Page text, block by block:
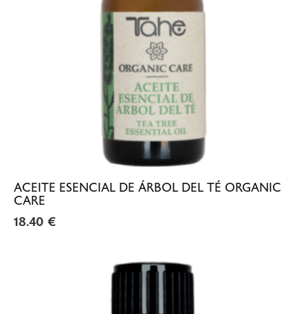
ACEITE ESENCIAL DE ÁRBOL DEL TÉ ORGANIC
CARE
18.40 €